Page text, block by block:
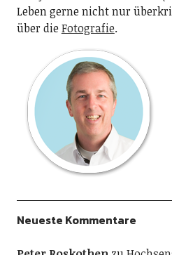
Leben gerne nicht nur
über dieFotografie.
Neueste Kommentare